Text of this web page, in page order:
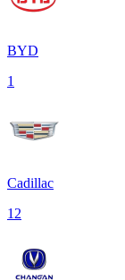
BYD
1
Cadillac
12